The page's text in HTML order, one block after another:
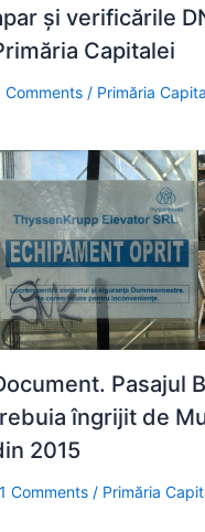
şi verificările
Capitalei
Comments / Primăria
Pasajul
îngrijit de
2015
Comments / Primăria